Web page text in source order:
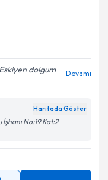
dolgum
Devamı
Haritada Göster
No:19 Kat:2